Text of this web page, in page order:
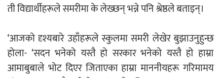
नदी अधिकारका ती कानुनी पाटा, जसले
बनाउँछ नदीलाई संरक्षण हकदार
ती विद्यार्थीहरूले समरीमा के लेख्छन् भन्ने पनि श्रेष्ठले बताइन्।
‘आजको दृश्यबारे उहाँहरूले स्कुलमा समरी लेखेर बुझाउनुहुन्छ
होला- ‘सदन भनेको यस्तै हो सरकार भनेको यस्तै हो हाम्रा
आमाबुबाले भोट दिएर जिताएका हाम्रा माननीयहरू गरिमामय